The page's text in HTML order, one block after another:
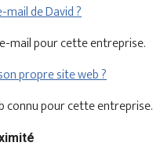
de David ?
mail pour cette entreprise.
propre site web ?
connu pour cette entreprise.